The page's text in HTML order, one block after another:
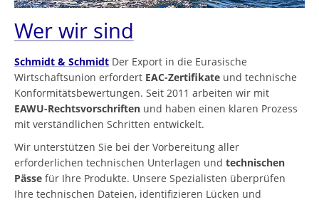
Wer wir sind
Schmidt & Schmidt Der Export in die Eurasische
Wirtschaftsunion erfordert EAC-Zertifikate und technische
Konformitätsbewertungen. Seit 2011 arbeiten wir mit
EAWU-Rechtsvorschriften und haben einen klaren Prozess
mit verständlichen Schritten entwickelt.
Wir unterstützen Sie bei der Vorbereitung aller
erforderlichen technischen Unterlagen und technischen
Pässe für Ihre Produkte. Unsere Spezialisten überprüfen
Ihre technischen Dateien, identifizieren Lücken und